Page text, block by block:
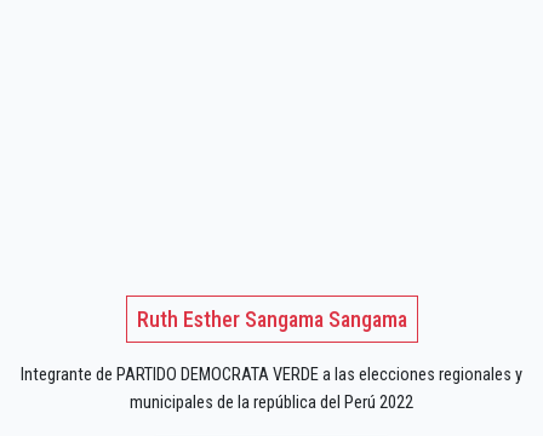
Ruth Esther Sangama Sangama
Integrante de PARTIDO DEMOCRATA VERDE a las elecciones regionales y
municipales de la república del Perú 2022